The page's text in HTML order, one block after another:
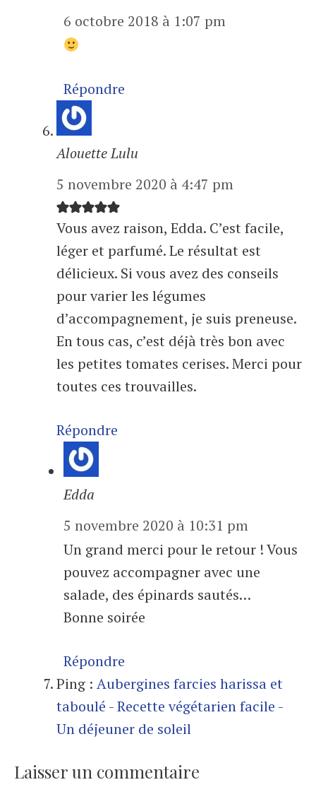
6 octobre 2018 à 1:07 pm
Répondre
Alouette Lulu
5 novembre 2020 à 4:47 pm
Vous avez raison, Edda. C’est facile,
léger et parfumé. Le résultat est
délicieux. Si vous avez des conseils
pour varier les légumes
d’accompagnement, je suis preneuse.
En tous cas, c’est déjà très bon avec
les petites tomates cerises. Merci pour
toutes ces trouvailles.
Répondre
Edda
5 novembre 2020 à 10:31 pm
Un grand merci pour le retour ! Vous
pouvez accompagner avec une
salade, des épinards sautés…
Bonne soirée
Répondre
Ping : Aubergines farcies harissa et
taboulé - Recette végétarien facile -
Un déjeuner de soleil
Laisser un commentaire